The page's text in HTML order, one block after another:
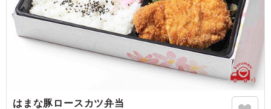
はまな豚ロースカツ弁当